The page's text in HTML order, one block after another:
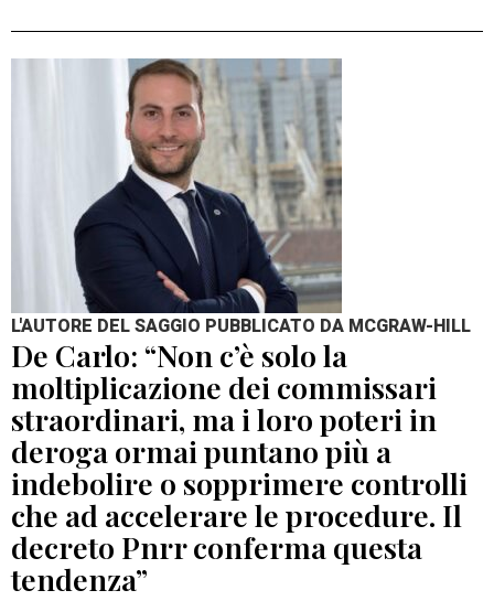
L'AUTORE DEL SAGGIO PUBBLICATO DA MCGRAW-HILL
De Carlo: “Non c’è solo la
moltiplicazione dei commissari
straordinari, ma i loro poteri in
deroga ormai puntano più a
indebolire o sopprimere controlli
che ad accelerare le procedure. Il
decreto Pnrr conferma questa
tendenza”